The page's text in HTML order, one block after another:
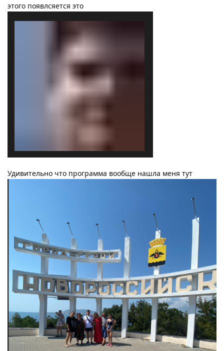
этого появлсяется это
Удивительно что программа вообще нашла меня тут